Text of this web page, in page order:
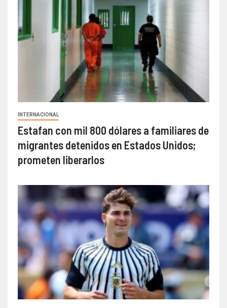
INTERNACIONAL
Estafan con mil 800 dólares a familiares de
migrantes detenidos en Estados Unidos;
prometen liberarlos